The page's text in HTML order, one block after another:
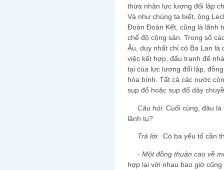
thừa nhận lực lượng đối lập
Và như chúng ta biết, ông
Đoàn Đoàn Kết, cũng là lãnh
chế độ cộng sản. Trong số
Âu, duy nhất chỉ có Ba Lan
việc kết hợp, đấu tranh để
tại của lực lượng đối lập,
hòa bình. Tất cả các nước
sụp đổ hoặc sụp đổ dây
Câu hỏi: Cuối cùng, đâu
lãnh tụ?
Trả lời: Có ba yếu tố cần
- Một đồng thuận cao về
hợp lại với nhau bao giờ